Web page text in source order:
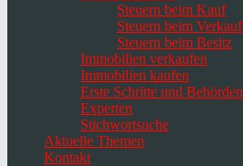
Steuern beim Kauf
Steuern beim Verkauf
Steuern beim Besitz
Immobilien verkaufen
Immobilien kaufen
Erste Schritte und Behörden
Experten
Stichwortsuche
Aktuelle Themen
Kontakt